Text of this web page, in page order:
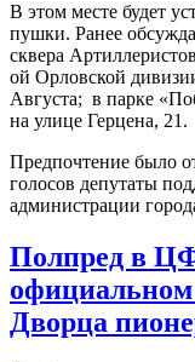
В этом месте будет
пушки. Ранее
сквера
ой Орловской
Августа; в парке
на улице Герцена, 21.
Предпочтение было
голосов депутаты
администрации
Полпред в
официальном
Дворца